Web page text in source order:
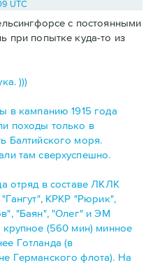
UTC
с постоянными
при попытке куда-то из
)))
в кампанию 1915 года
походы только в
Балтийского моря.
там сверхуспешно.
отряд в составе ЛКЛК
КРКР "Рюрик",
"Баян", "Олег" и ЭМ
(560 мин) минное
Готланда (в
Германского флота). На